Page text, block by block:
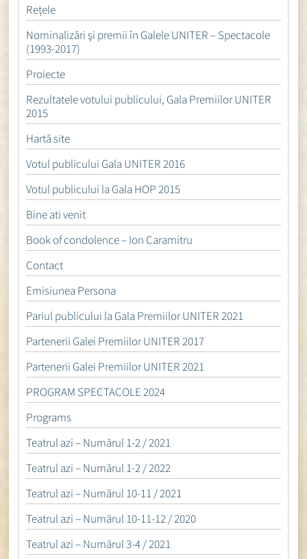
Rețele
Nominalizări şi premii în Galele UNITER – Spectacole
(1993-2017)
Proiecte
Rezultatele votului publicului, Gala Premiilor UNITER
2015
Hartă site
Votul publicului Gala UNITER 2016
Votul publicului la Gala HOP 2015
Bine ati venit
Book of condolence – Ion Caramitru
Contact
Emisiunea Persona
Pariul publicului la Gala Premiilor UNITER 2021
Partenerii Galei Premiilor UNITER 2017
Partenerii Galei Premiilor UNITER 2021
PROGRAM SPECTACOLE 2024
Programs
Teatrul azi – Numărul 1-2 / 2021
Teatrul azi – Numărul 1-2 / 2022
Teatrul azi – Numărul 10-11 / 2021
Teatrul azi – Numărul 10-11-12 / 2020
Teatrul azi – Numărul 3-4 / 2021